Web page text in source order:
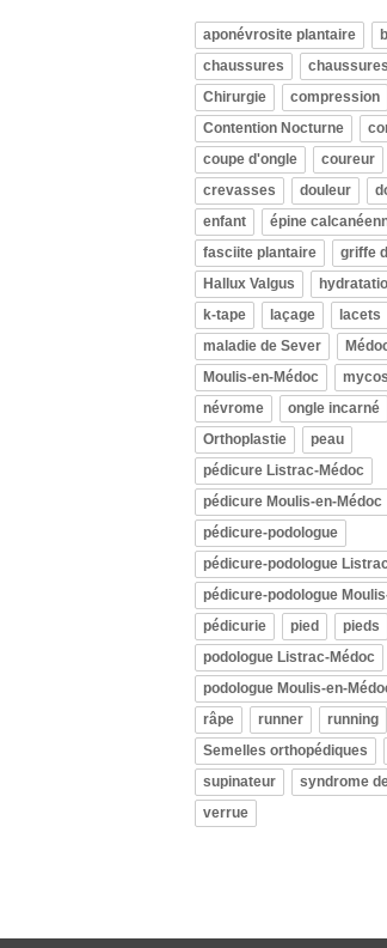
aponévrosite plantaire
chaussures
Chirurgie
compression
Contention Nocturne
coupe d'ongle
coureur
crevasses
douleur
enfant
épine
fasciite plantaire
griffe
Hallux Valgus
k-tape
laçage lacets
maladie de Sever
Moulis-en-Médoc
névrome
ongle incarné
Orthoplastie
peau
pédicure Listrac-Médoc
pédicure Moulis-en-Médoc
pédicure-podologue
pédicure-podologue
pédicure-podologue
pédicurie
pied pieds
podologue Listrac-Médoc
podologue Moulis-en-
râpe
runner
running
Semelles orthopédiques
supinateur
syndrome
verrue